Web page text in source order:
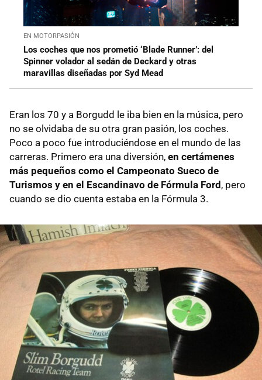
EN MOTORPASIÓN
Los coches que nos prometió ‘Blade Runner’: del
Spinner volador al sedán de Deckard y otras
maravillas diseñadas por Syd Mead
Eran los 70 y a Borgudd le iba bien en la música, pero
no se olvidaba de su otra gran pasión, los coches.
Poco a poco fue introduciéndose en el mundo de las
carreras. Primero era una diversión, en certámenes
más pequeños como el Campeonato Sueco de
Turismos y en el Escandinavo de Fórmula Ford , pero
cuando se dio cuenta estaba en la Fórmula 3.